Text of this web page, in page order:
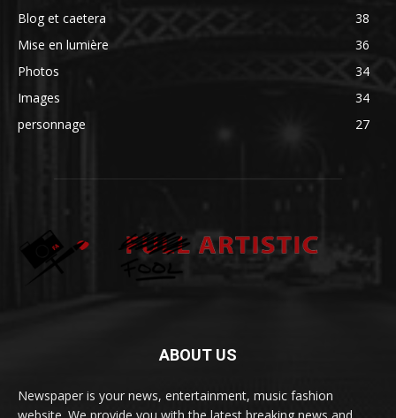
Blog et caetera
38
Mise en lumière
36
Photos
34
Images
34
personnage
27
ABOUT US
Newspaper is your news, entertainment, music fashion